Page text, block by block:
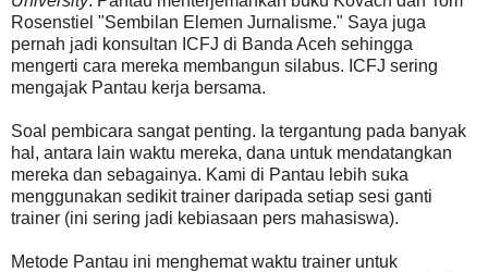
Rosenstiel "Sembilan Elemen Jurnalisme." Saya juga
pernah jadi konsultan ICFJ di Banda Aceh sehingga
mengerti cara mereka membangun silabus. ICFJ sering
mengajak Pantau kerja bersama.
Soal pembicara sangat penting. Ia tergantung pada banyak
hal, antara lain waktu mereka, dana untuk mendatangkan
mereka dan sebagainya. Kami di Pantau lebih suka
menggunakan sedikit trainer daripada setiap sesi ganti
trainer (ini sering jadi kebiasaan pers mahasiswa).
Metode Pantau ini menghemat waktu trainer untuk